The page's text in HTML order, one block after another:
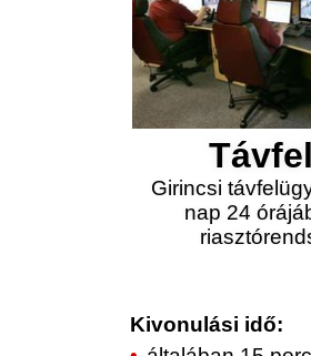
Girincsi
nap 24
Kivonulási idő: